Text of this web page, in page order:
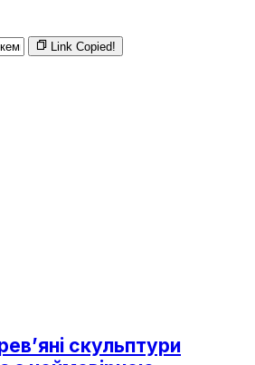
Link Copied!
скульптури